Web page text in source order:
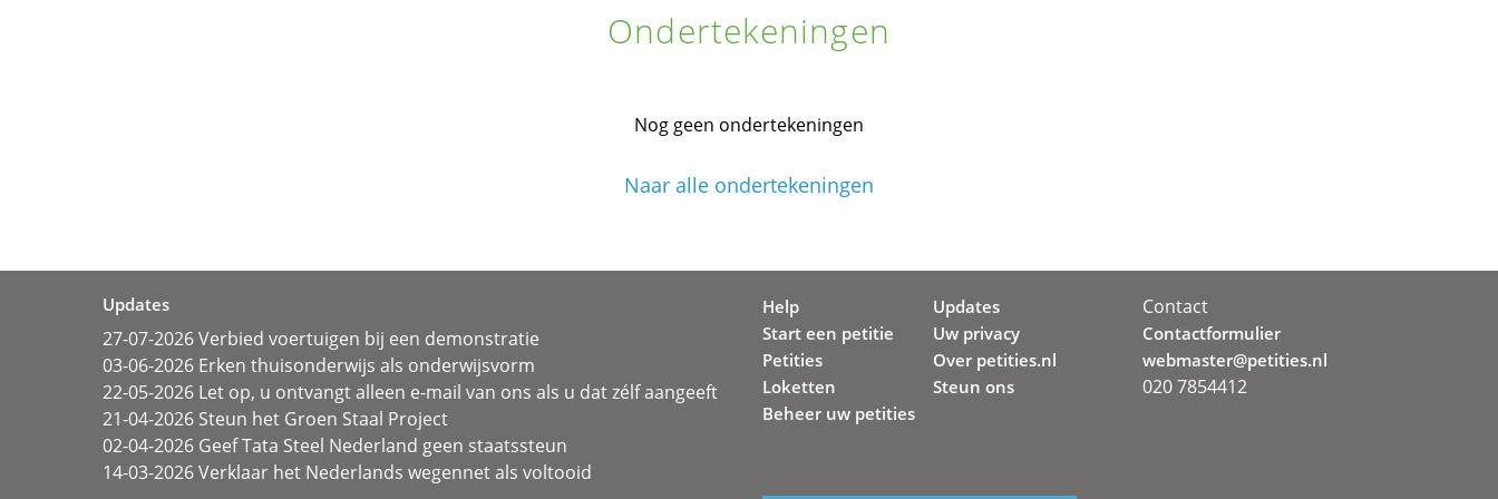
Ondertekeningen
Nog geen ondertekeningen
Naar alle ondertekeningen
Updates
27-07-2026 Verbied voertuigen bij een demonstratie
03-06-2026 Erken thuisonderwijs als onderwijsvorm
22-05-2026 Let op, u ontvangt alleen e-mail van ons als u dat zélf aangeeft
21-04-2026 Steun het Groen Staal Project
02-04-2026 Geef Tata Steel Nederland geen staatssteun
14-03-2026 Verklaar het Nederlands wegennet als voltooid
Help
Start een petitie
Petities
Loketten
Beheer uw petities
Updates
Uw privacy
Over petities.nl
Steun ons
Contact
Contactformulier
webmaster@petities.nl
020 7854412